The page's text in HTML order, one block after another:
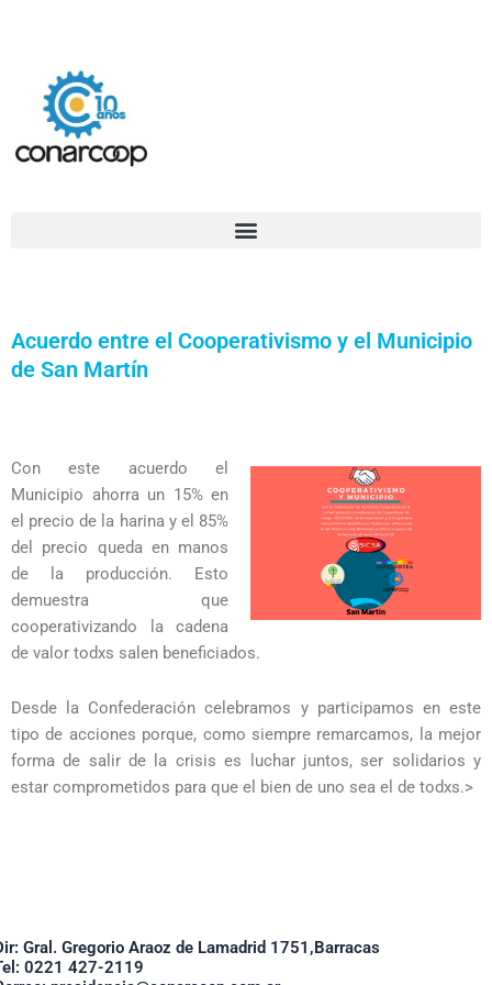
Acuerdo entre el Cooperativismo y el Municipio
de San Martín
Con este acuerdo el
Municipio ahorra un 15% en
el precio de la harina y el 85%
del precio queda en manos
de la producción. Esto
demuestra que
cooperativizando la cadena
de valor todxs salen beneficiados.
Desde la Confederación celebramos y participamos en este
tipo de acciones porque, como siempre remarcamos, la mejor
forma de salir de la crisis es luchar juntos, ser solidarios y
estar comprometidos para que el bien de uno sea el de todxs.>
Gral. Gregorio Araoz de Lamadrid 1751,Barracas
0221 427-2119